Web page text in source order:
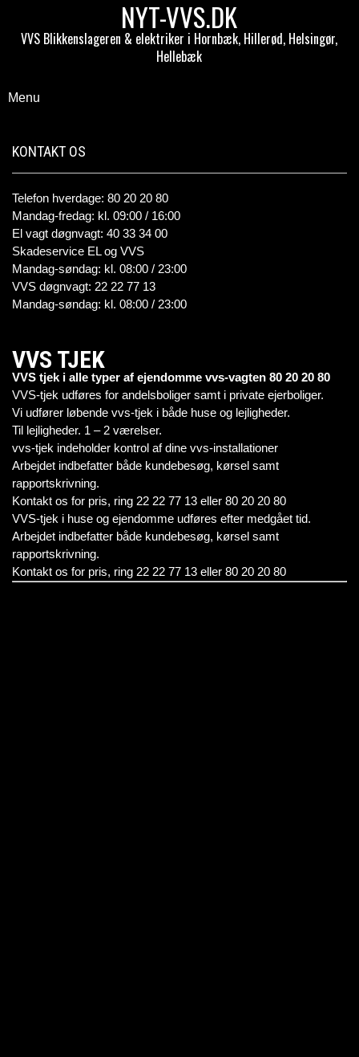
NYT-VVS.DK
VVS Blikkenslageren & elektriker i Hornbæk, Hillerød, Helsingør,
Hellebæk
Menu
KONTAKT OS
Telefon hverdage: 80 20 20 80
Mandag-fredag: kl. 09:00 / 16:00
El vagt døgnvagt: 40 33 34 00
Skadeservice EL og VVS
Mandag-søndag: kl. 08:00 / 23:00
VVS døgnvagt: 22 22 77 13
Mandag-søndag: kl. 08:00 / 23:00
VVS TJEK
VVS tjek i alle typer af ejendomme vvs-vagten 80 20 20 80
VVS-tjek udføres for andelsboliger samt i private ejerboliger.
Vi udfører løbende vvs-tjek i både huse og lejligheder.
Til lejligheder. 1 – 2 værelser.
vvs-tjek indeholder kontrol af dine vvs-installationer
Arbejdet indbefatter både kundebesøg, kørsel samt
rapportskrivning.
Kontakt os for pris, ring 22 22 77 13 eller 80 20 20 80
VVS-tjek i huse og ejendomme udføres efter medgået tid.
Arbejdet indbefatter både kundebesøg, kørsel samt
rapportskrivning.
Kontakt os for pris, ring 22 22 77 13 eller 80 20 20 80